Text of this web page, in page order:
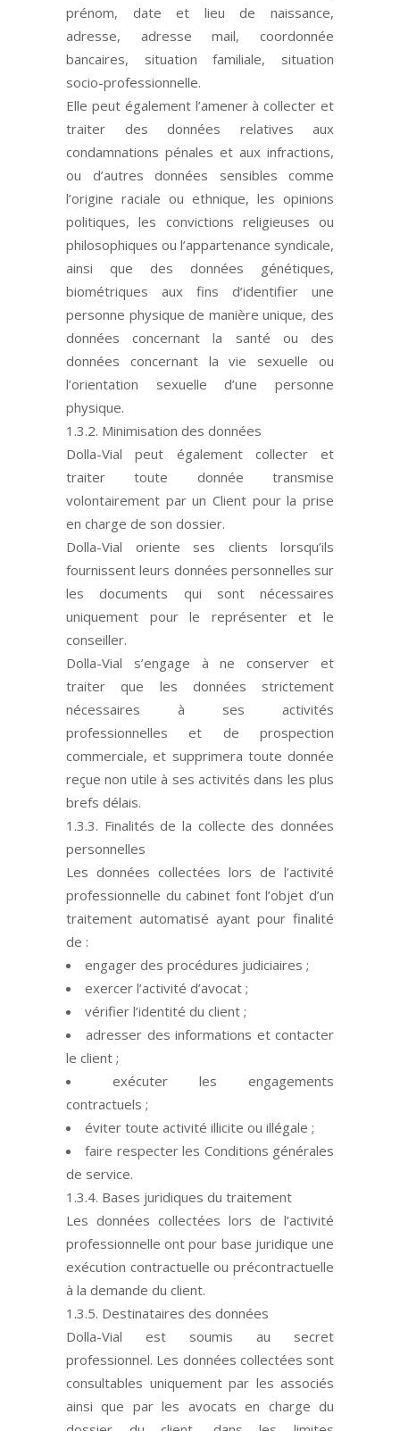
prénom, date et lieu de naissance,
adresse, adresse mail, coordonnée
bancaires, situation familiale, situation
socio-professionnelle.
Elle peut également l’amener à collecter et
traiter des données relatives aux
condamnations pénales et aux infractions,
ou d’autres données sensibles comme
l’origine raciale ou ethnique, les opinions
politiques, les convictions religieuses ou
philosophiques ou l’appartenance syndicale,
ainsi que des données génétiques,
biométriques aux fins d’identifier une
personne physique de manière unique, des
données concernant la santé ou des
données concernant la vie sexuelle ou
l’orientation sexuelle d’une personne
physique.
1.3.2. Minimisation des données
Dolla-Vial peut également collecter et
traiter toute donnée transmise
volontairement par un Client pour la prise
en charge de son dossier.
Dolla-Vial oriente ses clients lorsqu’ils
fournissent leurs données personnelles sur
les documents qui sont nécessaires
uniquement pour le représenter et le
conseiller.
Dolla-Vial s’engage à ne conserver et
traiter que les données strictement
nécessaires à ses activités
professionnelles et de prospection
commerciale, et supprimera toute donnée
reçue non utile à ses activités dans les plus
brefs délais.
1.3.3. Finalités de la collecte des données
personnelles
Les données collectées lors de l’activité
professionnelle du cabinet font l’objet d’un
traitement automatisé ayant pour finalité
de :
engager des procédures judiciaires ;
exercer l’activité d’avocat ;
vérifier l’identité du client ;
adresser des informations et contacter
le client ;
exécuter les engagements
contractuels ;
éviter toute activité illicite ou illégale ;
faire respecter les Conditions générales
de service.
1.3.4. Bases juridiques du traitement
Les données collectées lors de l’activité
professionnelle ont pour base juridique une
exécution contractuelle ou précontractuelle
à la demande du client.
1.3.5. Destinataires des données
Dolla-Vial est soumis au secret
professionnel. Les données collectées sont
consultables uniquement par les associés
ainsi que par les avocats en charge du